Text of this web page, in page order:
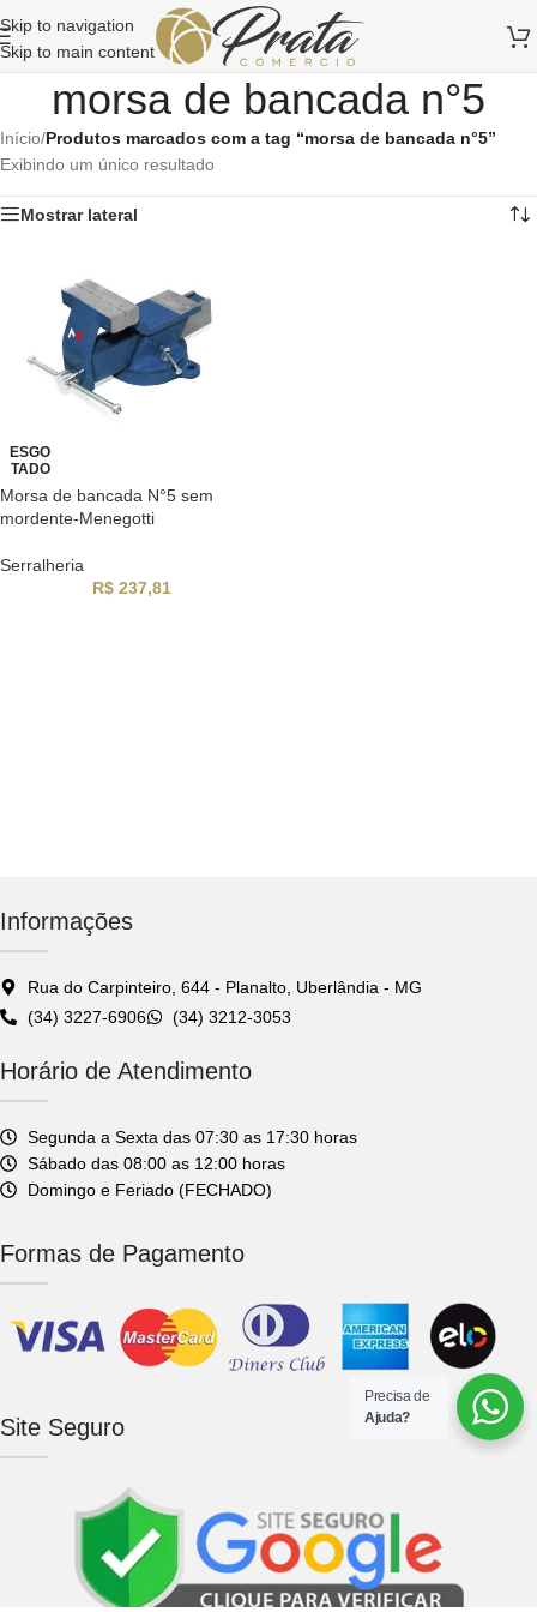
Skip to navigation
Skip to main content
morsa de bancada n°5
Início/Produtos marcados com a tag “morsa de bancada n°5”
Exibindo um único resultado
Mostrar lateral
ESGO
TADO
Morsa de bancada N°5 sem
mordente-Menegotti
Serralheria
R$237,81
Informações
Rua do Carpinteiro, 644 - Planalto, Uberlândia - MG
(34) 3227-6906
(34) 3212-3053
Horário de Atendimento
Segunda a Sexta das 07:30 as 17:30 horas
Sábado das 08:00 as 12:00 horas
Domingo e Feriado (FECHADO)
Formas de Pagamento
Site Seguro
Precisa de
Ajuda?